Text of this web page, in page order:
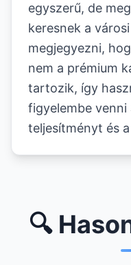
egyszerű, de
keresnek a
megjegyezni,
nem a prémium
tartozik, így
figyelembe
teljesítményt és
🔍